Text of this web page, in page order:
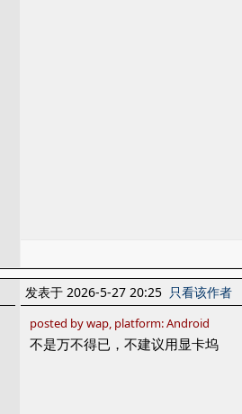
发表于 2026-5-27 20:25 只看该作者
posted by wap, platform: Android
不是万不得已，不建议用显卡坞